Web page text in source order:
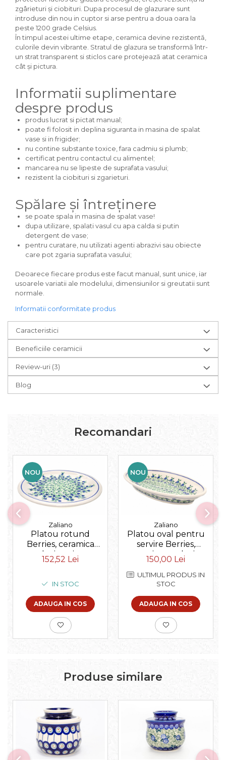
zgârieturi și ciobituri. Dupa procesul de glazurare sunt
introduse din nou in cuptor si arse pentru a doua oara la
peste 1200 grade Celsius.
În timpul acestei ultime etape, ceramica devine rezistentă,
culorile devin vibrante. Stratul de glazura se transformă într-
un strat transparent si sticlos care protejează atat ceramica
cât și pictura.
Informatii suplimentare
despre produs
produs lucrat si pictat manual;
poate fi folosit in deplina siguranta in masina de spalat
vase si in frigider;
nu contine substante toxice, fara cadmiu si plumb;
certificat pentru contactul cu alimentel;
mancarea nu se lipeste de suprafata vasului;
rezistent la ciobituri si zgarieturi.
Spălare și întreținere
se poate spala in masina de spalat vase!
dupa utilizare, spalati vasul cu apa calda si putin
detergent de vase;
pentru curatare, nu utilizati agenti abrazivi sau obiecte
care pot zgaria suprafata vasului;
Deoarece fiecare produs este facut manual, sunt unice, iar
usoarele variatii ale modelului, dimensiunilor si greutatii sunt
normale.
Informatii conformitate produs
Caracteristici
Beneficiile ceramicii
Review-uri (3)
Blog
Recomandari
NOU
Zaliano
Platou rotund
Berries, ceramica
smaltuita, pictata
manual 27,2 cm
152,52 Lei
IN STOC
ADAUGA IN COS
NOU
Zaliano
Platou oval pentru
servire Berries,
ceramica smaltuita,
pictat manual, 15,7 x
27,0 cm
150,00 Lei
ULTIMUL PRODUS IN
STOC
ADAUGA IN COS
Produse similare